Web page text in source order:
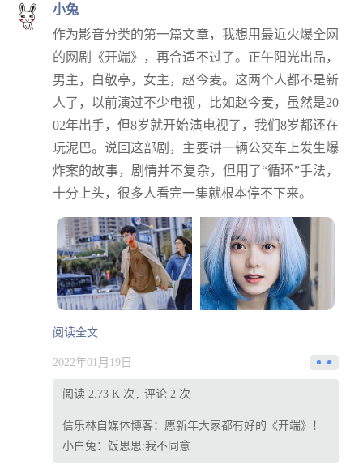
小兔
作为影音分类的第一篇文章，我想用最近火爆全网
的网剧《开端》，再合适不过了。正午阳光出品，
男主，白敬亭，女主，赵今麦。这两个人都不是新
人了，以前演过不少电视，比如赵今麦，虽然是20
02年出手，但8岁就开始演电视了，我们8岁都还在
玩泥巴。说回这部剧，主要讲一辆公交车上发生爆
炸案的故事，剧情并不复杂，但用了“循环”手法，
十分上头，很多人看完一集就根本停不下来。
阅读全文
2022年01月19日
阅读 2.73 K 次 评论 2 次
信乐林自媒体博客： 愿新年大家都有好的《开端》！
小白兔： 饭思思:我不同意